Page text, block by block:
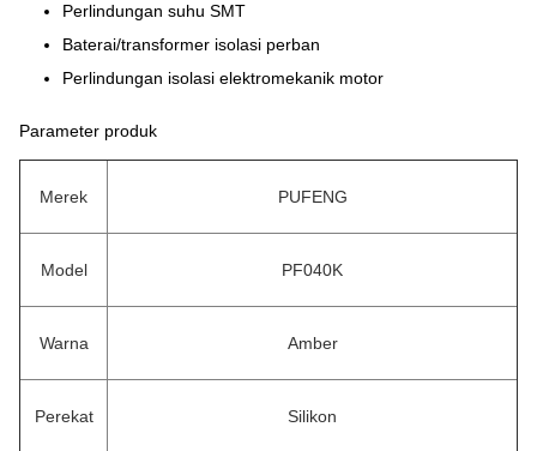
Perlindungan suhu SMT
Baterai/transformer isolasi perban
Perlindungan isolasi elektromekanik motor
Parameter produk
Merek PUFENG
Model PF040K
Warna Amber
Perekat Silikon